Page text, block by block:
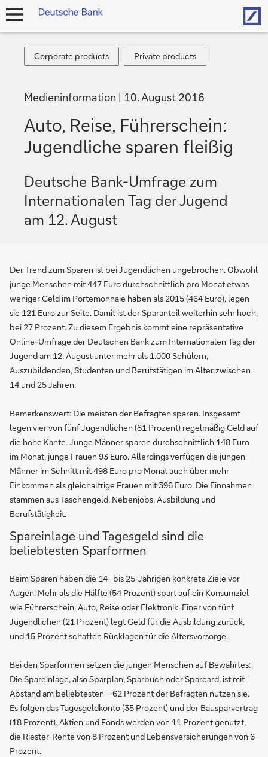
Navigation
Corporate
products
Corporate products
Private
products
Private products
Medieninformation 10. August 2016
Auto, Reise, Führerschein:
Jugendliche sparen fleißig
Deutsche Bank-Umfrage zum
Internationalen Tag der Jugend
am 12. August
Der Trend zum Sparen ist bei Jugendlichen ungebrochen. Obwohl
junge Menschen mit 447 Euro durchschnittlich pro Monat etwas
weniger Geld im Portemonnaie haben als 2015 (464 Euro), legen
sie 121 Euro zur Seite. Damit ist der Sparanteil weiterhin sehr hoch,
bei 27 Prozent. Zu diesem Ergebnis kommt eine repräsentative
Online-Umfrage der Deutschen Bank zum Internationalen Tag der
Jugend am 12. August unter mehr als 1.000 Schülern,
Auszubildenden, Studenten und Berufstätigen im Alter zwischen
14 und 25 Jahren.
Bemerkenswert: Die meisten der Befragten sparen. Insgesamt
legen vier von fünf Jugendlichen (81 Prozent) regelmäßig Geld auf
die hohe Kante. Junge Männer sparen durchschnittlich 148 Euro
im Monat, junge Frauen 93 Euro. Allerdings verfügen die jungen
Männer im Schnitt mit 498 Euro pro Monat auch über mehr
Einkommen als gleichaltrige Frauen mit 396 Euro. Die Einnahmen
stammen aus Taschengeld, Nebenjobs, Ausbildung und
Berufstätigkeit.
Spareinlage und Tagesgeld sind die
beliebtesten Sparformen
Beim Sparen haben die 14- bis 25-Jährigen konkrete Ziele vor
Augen: Mehr als die Hälfte (54 Prozent) spart auf ein Konsumziel
wie Führerschein, Auto, Reise oder Elektronik. Einer von fünf
Jugendlichen (21 Prozent) legt Geld für die Ausbildung zurück,
und 15 Prozent schaffen Rücklagen für die Altersvorsorge.
Bei den Sparformen setzen die jungen Menschen auf Bewährtes:
Die Spareinlage, also Sparplan, Sparbuch oder Sparcard, ist mit
Abstand am beliebtesten – 62 Prozent der Befragten nutzen sie.
Es folgen das Tagesgeldkonto (35 Prozent) und der Bausparvertrag
(18 Prozent). Aktien und Fonds werden von 11 Prozent genutzt,
die Riester-Rente von 8 Prozent und Lebensversicherungen von 6
Prozent.